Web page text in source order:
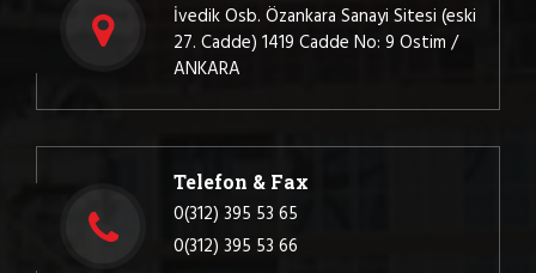
İvedik Osb. Özankara Sanayi Sitesi (eski
27. Cadde) 1419 Cadde No: 9 Ostim /
ANKARA
Telefon & Fax
0(312) 395 53 65
0(312) 395 53 66